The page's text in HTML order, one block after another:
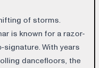
of storms.
is known for a razor-
signature. With years
dancefloors, the